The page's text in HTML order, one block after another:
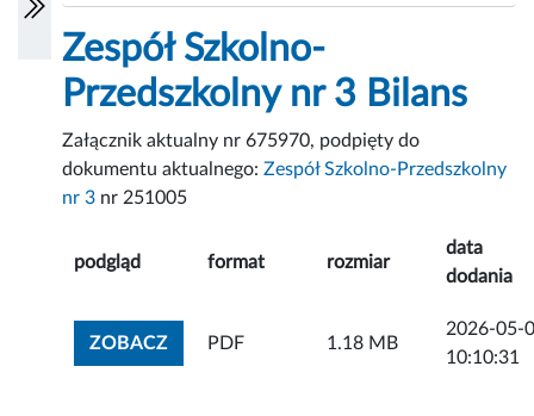
Zespół Szkolno-
Przedszkolny nr 3 Bilans
Załącznik aktualny nr 675970, podpięty do
dokumentu aktualnego:Zespół Szkolno-Przedszkolny
nr 3 nr 251005
podgląd format rozmiar
data
dodania
ZOBACZZOBACZ ZAŁĄCZNIK
PDF 1.18 MB
2026-05-
10:10:31